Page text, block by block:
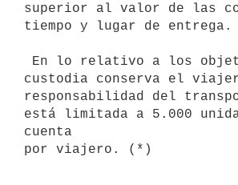
superior al valor de las
tiempo y lugar de entrega.
custodia conserva el
responsabilidad del
está limitada a 5.000
cuenta